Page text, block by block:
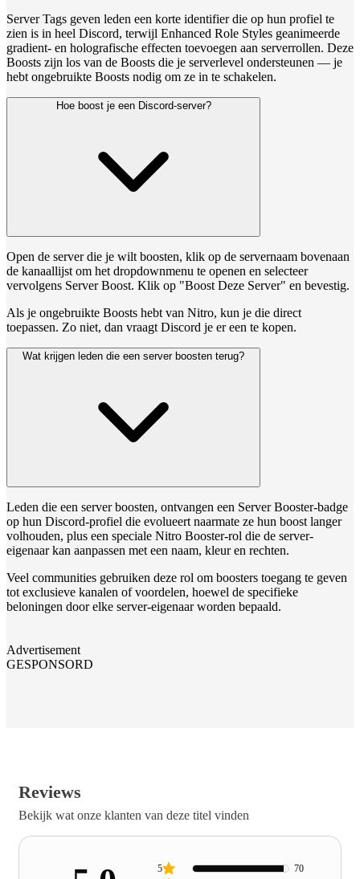
Server Tags geven leden een korte identifier die op hun profiel te
zien is in heel Discord, terwijl Enhanced Role Styles geanimeerde
gradient- en holografische effecten toevoegen aan serverrollen. Deze
Boosts zijn los van de Boosts die je serverlevel ondersteunen — je
hebt ongebruikte Boosts nodig om ze in te schakelen.
Hoe boost je een Discord-server?
Open de server die je wilt boosten, klik op de servernaam bovenaan
de kanaallijst om het dropdownmenu te openen en selecteer
vervolgens Server Boost. Klik op "Boost Deze Server" en bevestig.
Als je ongebruikte Boosts hebt van Nitro, kun je die direct
toepassen. Zo niet, dan vraagt Discord je er een te kopen.
Wat krijgen leden die een server boosten terug?
Leden die een server boosten, ontvangen een Server Booster-badge
op hun Discord-profiel die evolueert naarmate ze hun boost langer
volhouden, plus een speciale Nitro Booster-rol die de server-
eigenaar kan aanpassen met een naam, kleur en rechten.
Veel communities gebruiken deze rol om boosters toegang te geven
tot exclusieve kanalen of voordelen, hoewel de specifieke
beloningen door elke server-eigenaar worden bepaald.
Advertisement
GESPONSORD
Reviews
Bekijk wat onze klanten van deze titel vinden
5 70